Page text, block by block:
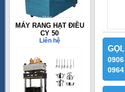
MÁY RANG HẠT ĐIỀU
CY 50
Liên hệ